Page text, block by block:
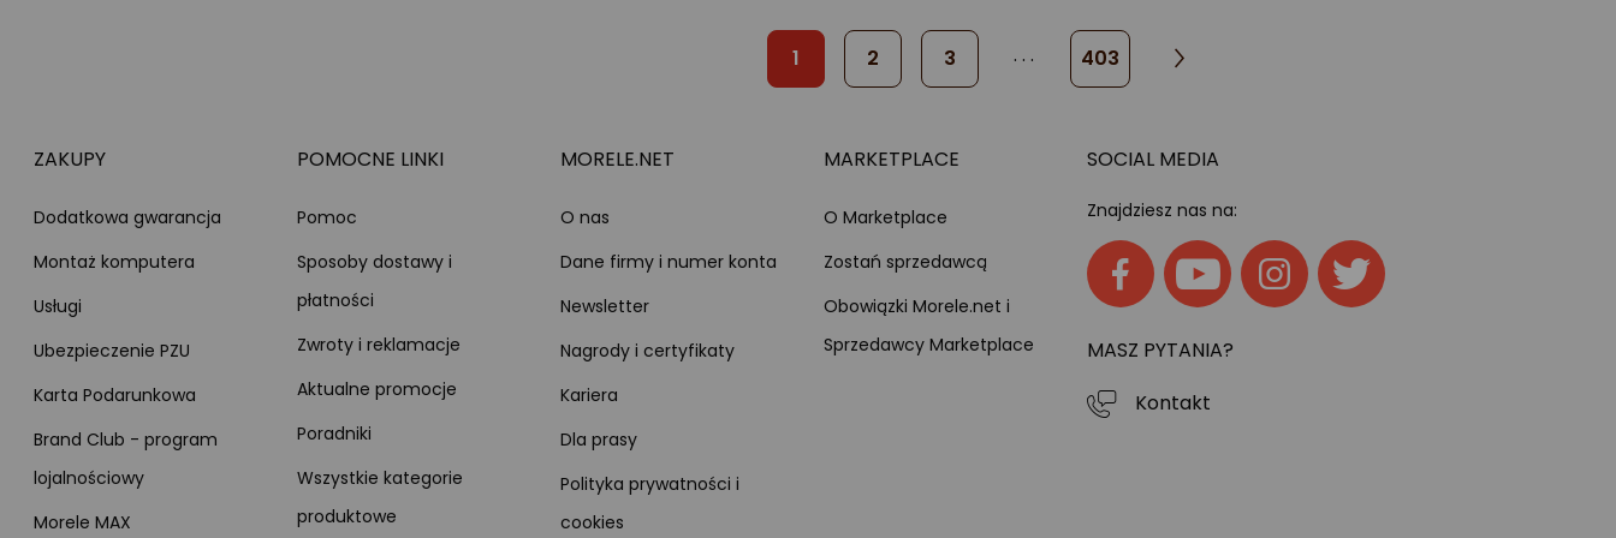
1 2 3 . . . 403
ZAKUPY
Dodatkowa gwarancja
Montaż komputera
Usługi
Ubezpieczenie PZU
Karta Podarunkowa
Brand Club - program
lojalnościowy
Morele MAX
POMOCNE LINKI
Pomoc
Sposoby dostawy i
płatności
Zwroty i reklamacje
Aktualne promocje
Poradniki
Wszystkie kategorie
produktowe
MORELE.NET
O nas
Dane firmy i numer konta
Newsletter
Nagrody i certyfikaty
Kariera
Dla prasy
Polityka prywatności i
cookies
MARKETPLACE
O Marketplace
Zostań sprzedawcą
Obowiązki Morele.net i
Sprzedawcy Marketplace
SOCIAL MEDIA
Znajdziesz nas na:
MASZ PYTANIA?
Kontakt